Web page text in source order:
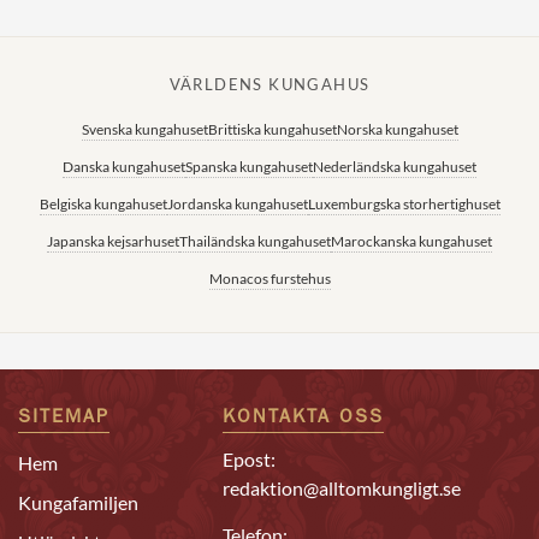
VÄRLDENS KUNGAHUS
Svenska kungahusetBrittiska kungahusetNorska kungahuset
Danska kungahusetSpanska kungahusetNederländska kungahuset
Belgiska kungahusetJordanska kungahusetLuxemburgska storhertighuset
Japanska kejsarhusetThailändska kungahusetMarockanska kungahuset
Monacos furstehus
SITEMAP
Hem
Kungafamiljen
KONTAKTA OSS
Epost:
redaktion@alltomkungligt.se